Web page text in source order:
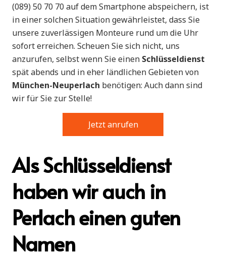
(089) 50 70 70 auf dem Smartphone abspeichern, ist
in einer solchen Situation gewährleistet, dass Sie
unsere zuverlässigen Monteure rund um die Uhr
sofort erreichen. Scheuen Sie sich nicht, uns
anzurufen, selbst wenn Sie einen Schlüsseldienst
spät abends und in eher ländlichen Gebieten von
München-Neuperlach benötigen: Auch dann sind
wir für Sie zur Stelle!
Jetzt anrufen
Als Schlüsseldienst
haben wir auch in
Perlach einen guten
Namen